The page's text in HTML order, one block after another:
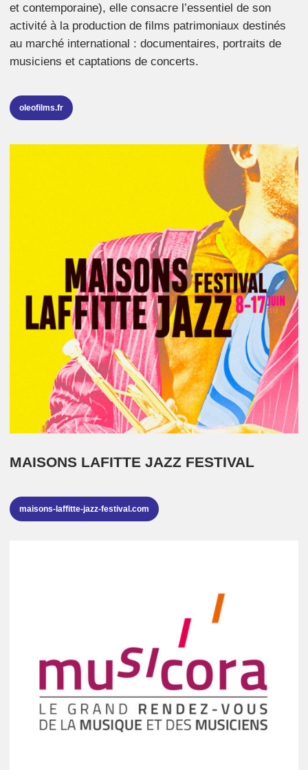
et contemporaine), elle consacre l’essentiel de son
activité à la production de films patrimoniaux destinés
au marché international : documentaires, portraits de
musiciens et captations de concerts.
oleofilms.fr
MAISONS LAFITTE JAZZ FESTIVAL
maisons-laffitte-jazz-festival.com